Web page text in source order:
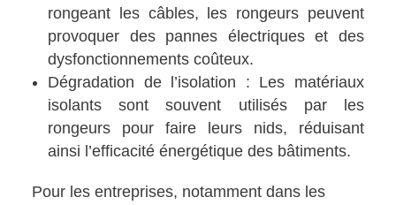
rongeant les câbles, les rongeurs peuvent
provoquer des pannes électriques et des
dysfonctionnements coûteux.
Dégradation de l’isolation : Les matériaux
isolants sont souvent utilisés par les
rongeurs pour faire leurs nids, réduisant
ainsi l’efficacité énergétique des bâtiments.
Pour les entreprises, notamment dans les